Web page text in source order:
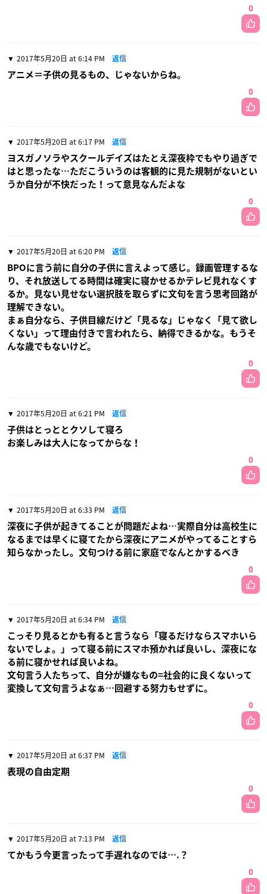
0
2017年5月20日 at 6:14 PM 返信
アニメ＝子供の見るもの、じゃないからね。
0
2017年5月20日 at 6:17 PM 返信
ヨスガノソラやスクールデイズはたとえ深夜枠でもやり過ぎで
はと思ったな…ただこういうのは客観的に見た規制がないとい
うか自分が不快だった！って意見なんだよな
0
2017年5月20日 at 6:20 PM 返信
BPOに言う前に自分の子供に言えよって感じ。録画管理するな
り、それ放送してる時間は確実に寝かせるかテレビ見れなくす
るか。見ない見せない選択肢を取らずに文句を言う思考回路が
理解できない。
まぁ自分なら、子供目線だけど「見るな」じゃなく「見て欲し
くない」って理由付きで言われたら、納得できるかな。もうそ
んな歳でもないけど。
0
2017年5月20日 at 6:21 PM 返信
子供はとっととクソして寝ろ
お楽しみは大人になってからな！
0
2017年5月20日 at 6:33 PM 返信
深夜に子供が起きてることが問題だよね…実際自分は高校生に
なるまでは早くに寝てたから深夜にアニメがやってることすら
知らなかったし。文句つける前に家庭でなんとかするべき
0
2017年5月20日 at 6:34 PM 返信
こっそり見るとかも有ると言うなら「寝るだけならスマホいら
ないでしょ。」って寝る前にスマホ預かれば良いし、深夜にな
る前に寝かせれば良いよね。
文句言う人たちって、自分が嫌なもの=社会的に良くないって
変換して文句言うよなぁ…回避する努力もせずに。
0
2017年5月20日 at 6:37 PM 返信
表現の自由定期
0
2017年5月20日 at 7:13 PM 返信
てかもう今更言ったって手遅れなのでは….？
0